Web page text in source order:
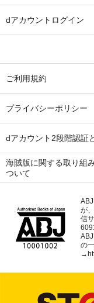
dアカウントログイン
ご利用規約
プライバシーポリシー
dアカウント2段階認証
海賊版に関する取り組
ついて
が
信
の
→